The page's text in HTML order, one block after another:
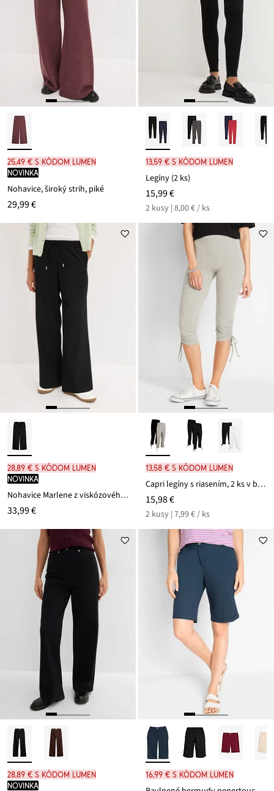
25,49 € s kódom LUMEN
novinka
Nohavice, široký strih, piké
29,99 €
13,59 € s kódom LUMEN
Legíny (2 ks)
15,99 €
2 kusy | 8,00 € / ks
28,89 € s kódom LUMEN
novinka
Nohavice Marlene z viskózového mixu
33,99 €
13,58 € s kódom LUMEN
Capri legíny s riasením, 2 ks v balení
15,98 €
2 kusy | 7,99 € / ks
28,89 € s kódom LUMEN
novinka
16,99 € s kódom LUMEN